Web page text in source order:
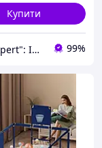
Купити
"Jumpexpert": Інтернет-магазин товарів для активного відпочинку та спорту! 99%